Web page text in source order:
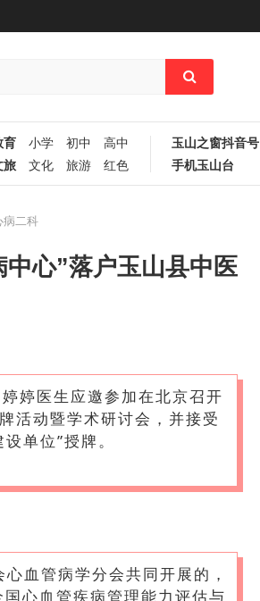
育 小学 初中
高中
旅
文化 旅游 红色
玉山之窗抖音号
手机玉山台
病二科
中心”落户玉山县中医
婷医生应邀参加在北京召开
活动暨学术研讨会，并接受
单位”授牌。
血管病学分会共同开展的，
心血管疾病管理能力评估与